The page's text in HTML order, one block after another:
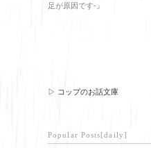
足が原因です-』
▷ コップのお話文庫
Popular Posts[daily]